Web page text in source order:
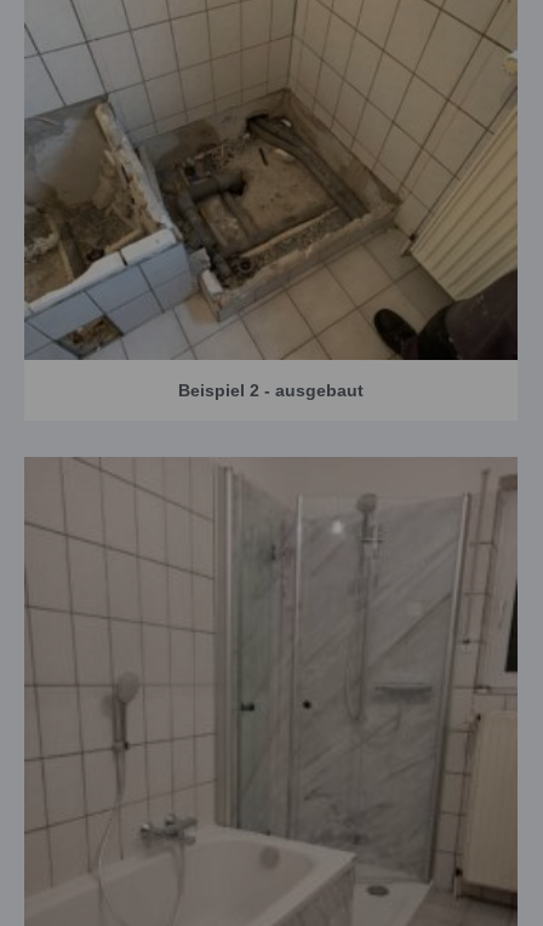
Beispiel 2 - ausgebaut